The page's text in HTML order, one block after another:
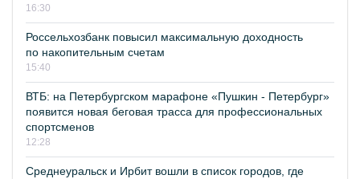
16:30
Россельхозбанк повысил максимальную доходность
по накопительным счетам
15:40
ВТБ: на Петербургском марафоне «Пушкин - Петербург»
появится новая беговая трасса для профессиональных
спортсменов
12:28
Среднеуральск и Ирбит вошли в список городов, где